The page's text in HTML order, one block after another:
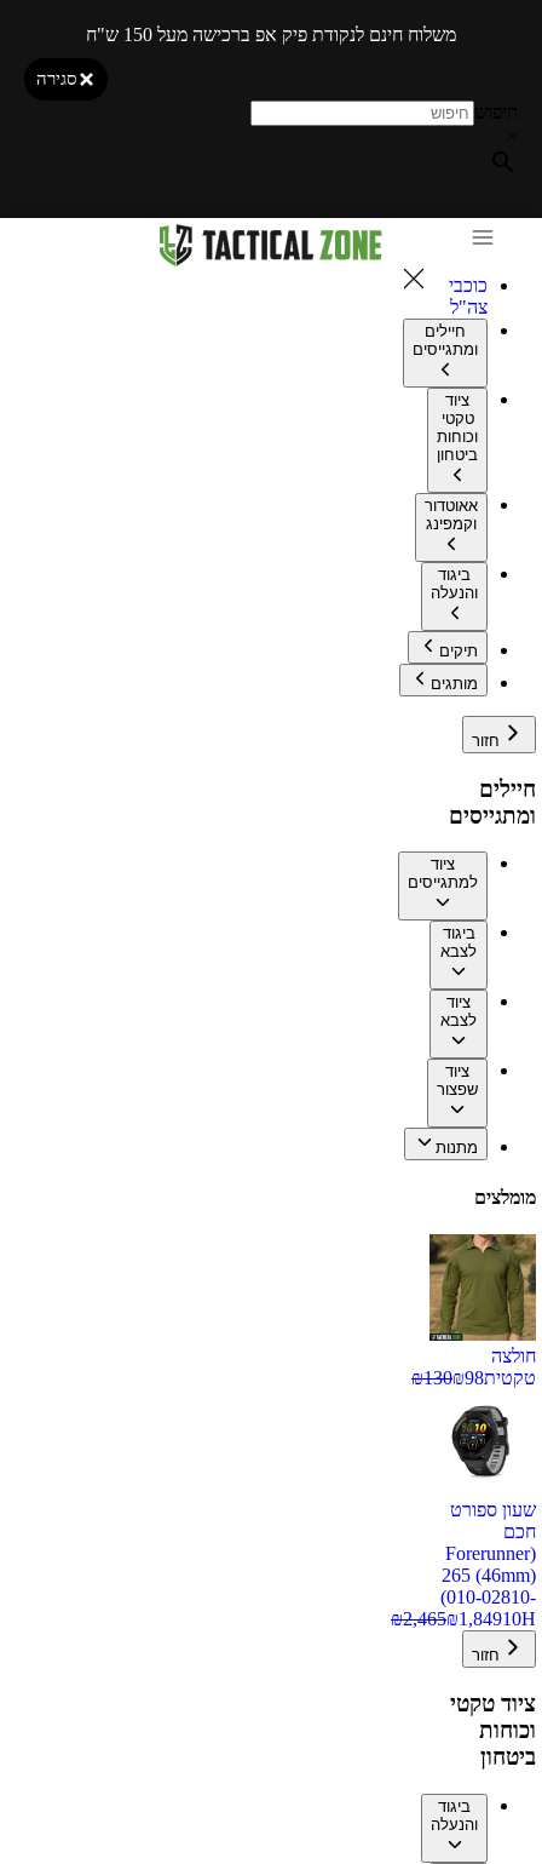
משלוח חינם לנקודת פיק אפ ברכישה מעל 150 ש"ח
סגירה
כוכבי
צה"ל
חיילים
ומתגייסים
ציוד
טקטי
וכוחות
ביטחון
אאוטדור
וקמפינג
ביגוד
והנעלה
תיקים
מותגים
חזור
חיילים
ומתגייסים
ציוד
למתגייסים
ביגוד
לצבא
ציוד
לצבא
ציוד
שפצור
מתנות
מומלצים
חולצה
טקטית
₪98
₪130
שעון ספורט
חכם
(Forerunner
265 (46mm)
(010-02810-
10H
₪1,849
₪2,465
חזור
ציוד טקטי
וכוחות
ביטחון
ביגוד
והנעלה